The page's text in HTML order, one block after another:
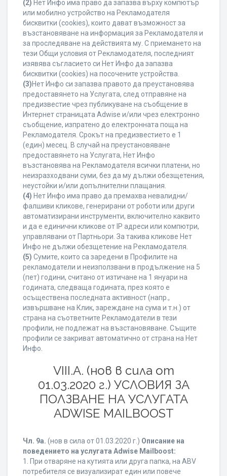
(2) Нет Инфо има право да запазва върху компютър
или мобилно устройство на Рекламодателя
бисквитки (cookies), които дават възможност за
възстановяване на информация за Рекламодателя и
за проследяване на действията му. С приемането на
тези Общи условия от Рекламодателя, последният
изявява съгласието си Нет Инфо да запазва
бисквитки (cookies) на посочените устройства.
(3)Нет Инфо си запазва правото да преустановява
предоставянето на Услугата, след отправяне на
предизвестие чрез публикуване на съобщение в
Интернет страницата Adwise и/или чрез електронно
съобщение, изпратено до електронната поща на
Рекламодателя. Срокът на предизвестието е 1
(един) месец. В случай на преустановяване
предоставянето на Услугата, Нет Инфо
възстановява на Рекламодателя всички платени, но
неизразходвани суми, без да му дължи обезщетения,
неустойки и/или допълнителни плащания.
(4) Нет Инфо има право да премахва невалидни/
фалшиви кликове, генерирани от роботи или други
автоматизирани инструменти, включително каквито
и да е единични кликове от IP адреси или компютри,
управлявани от Партньори. За такива кликове Нет
Инфо не дължи обезщетение на Рекламодателя.
(5) Сумите, които са заредени в Профилите на
рекламодатели и неизползвани в продължение на 5
(пет) години, считано от изтичане на 1 януари на
годината, следваща годината, през която е
осъществена последната активност (напр.,
извършване на Клик, зареждане на сума и т.н.) от
страна на съответните Рекламодатели в тези
профили, не подлежат на възстановяване. Същите
профили се закриват автоматично от страна на Нет
Инфо.
VIII.A. (нов в сила от
01.03.2020 г.) УСЛОВИЯ ЗА
ПОЛЗВАНЕ НА УСЛУГАТА
ADWISE MAILBOOST
Чл. 9а. (нов в сила от 01.03.2020 г.) Описание на
поведението на услугата Adwise Mailboost:
1. При отваряне на кутията или друга папка, на ABV
потребителя се визуализират един или повече